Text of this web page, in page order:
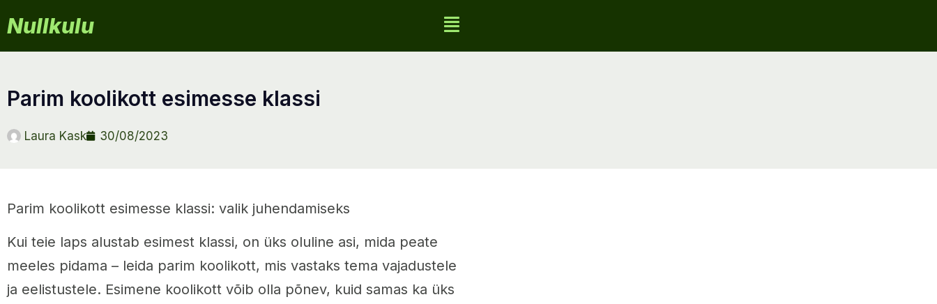
Nullkulu
parim koolikott esimesse klassi
Laura Kask 30/08/2023
Parim koolikott esimesse klassi: valik juhendamiseks
Kui teie laps alustab esimest klassi, on üks oluline asi, mida peate
meeles pidama – leida parim koolikott, mis vastaks tema vajadustele
ja eelistustele. Esimene koolikott võib olla põnev, kuid samas ka üks